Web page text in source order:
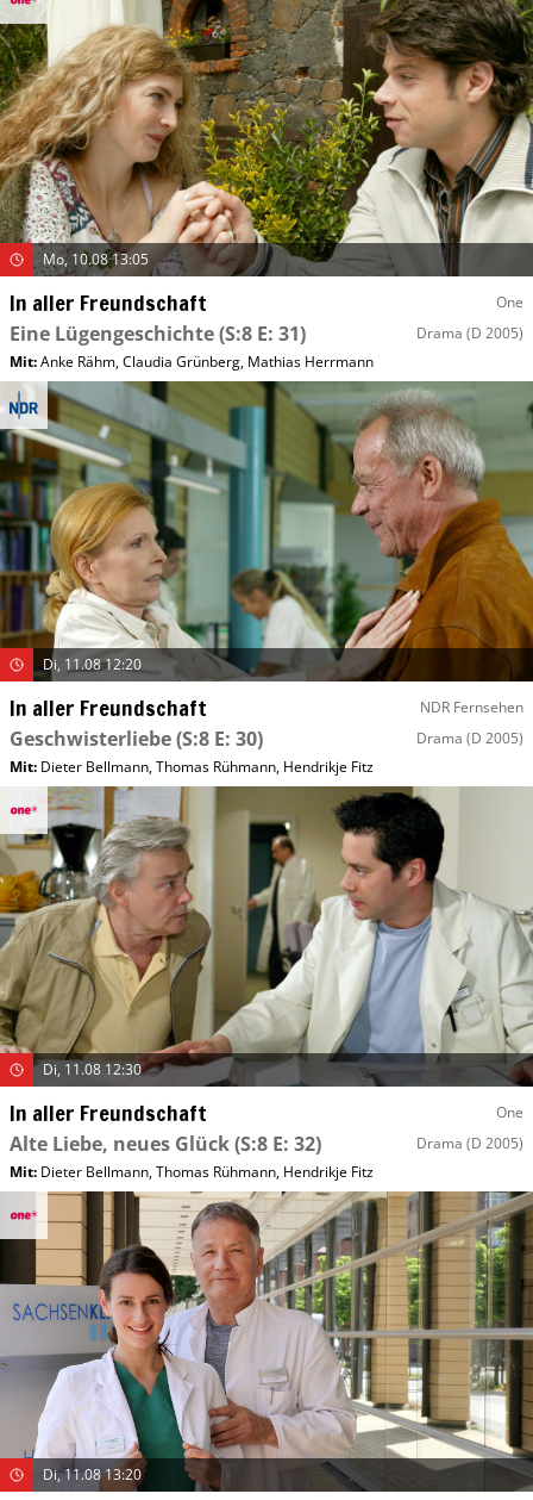
Mo, 10.08 13:05
In aller Freundschaft One
Eine Lügengeschichte(S:8 E: 31) Drama (D 2005)
Mit:Anke Rähm,Claudia Grünberg, Mathias Herrmann
Di, 11.08 12:20
In aller Freundschaft NDR Fernsehen
Geschwisterliebe(S:8 E: 30) Drama (D 2005)
Mit: Dieter Bellmann,Thomas Rühmann, Hendrikje Fitz
Di, 11.08 12:30
In aller Freundschaft One
Alte Liebe, neues Glück(S:8 E: 32) Drama (D 2005)
Mit: Dieter Bellmann,Thomas Rühmann, Hendrikje Fitz
Di, 11.08 13:20